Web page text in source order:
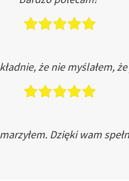
że nie myślałem,
Dzięki wam